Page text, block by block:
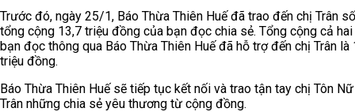
Trước đó, ngày 25/1, Báo Thừa Thiên Huế đã trao đến chị Trân
tổng cộng 13,7 triệu đồng của bạn đọc chia sẻ. Tổng cộng cả
bạn đọc thông qua Báo Thừa Thiên Huế đã hỗ trợ đến chị Trân là
triệu đồng.
Báo Thừa Thiên Huế sẽ tiếp tục kết nối và trao tận tay chị Tôn
Trân những chia sẻ yêu thương từ cộng đồng.